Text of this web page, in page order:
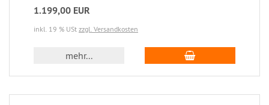
1.199,00 EUR
inkl. 19 % USt zzgl. Versandkosten
mehr...